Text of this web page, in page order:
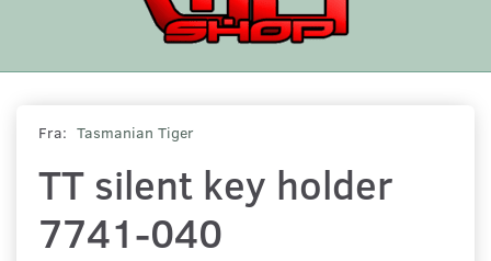
Fra: Tasmanian Tiger
TT silent key holder
7741-040